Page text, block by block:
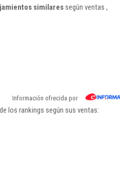
similaressegún ventas ,
Información ofrecida por
los rankings según sus ventas: